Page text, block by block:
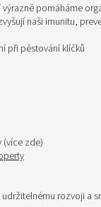
pomáháme
naši imunitu,
při pěstování klíčků
(více zde)
rozvoji a